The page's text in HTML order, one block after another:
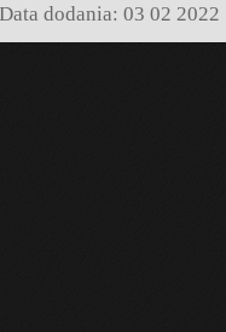
Data dodania: 03 02 2022